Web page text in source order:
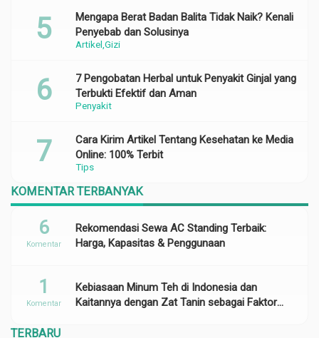
Artikel Gizi
Mengapa Berat Badan Balita Tidak Naik? Kenali
Penyebab dan Solusinya
Penyakit
7 Pengobatan Herbal untuk Penyakit Ginjal yang
Terbukti Efektif dan Aman
Tips
Cara Kirim Artikel Tentang Kesehatan ke Media
Online: 100% Terbit
KOMENTAR TERBANYAK
Rekomendasi Sewa AC Standing Terbaik:
Harga, Kapasitas & Penggunaan
6
Komentar
Kebiasaan Minum Teh di Indonesia dan
Kaitannya dengan Zat Tanin sebagai Faktor
1
Komentar
TERBARU